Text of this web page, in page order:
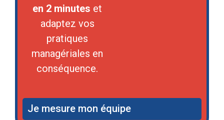
en 2 minutes et
adaptez vos
pratiques
managériales en
conséquence.
Je mesure mon équipe